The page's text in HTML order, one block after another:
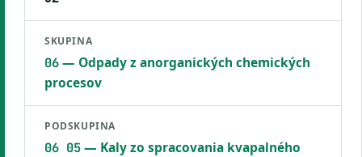
SKUPINA
06— Odpady z anorganických chemických
procesov
PODSKUPINA
06 05— Kaly zo spracovania kvapalného